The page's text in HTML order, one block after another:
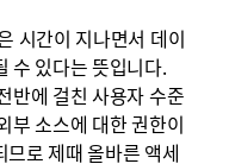
시간이 지나면서 데이
수 있다는 뜻입니다.
반에 걸친 사용자 수준
부 소스에 대한 권한이
로 제때 올바른 액세